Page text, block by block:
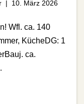
10. März 2026
Wfl. ca. 140
KücheDG: 1
ca.